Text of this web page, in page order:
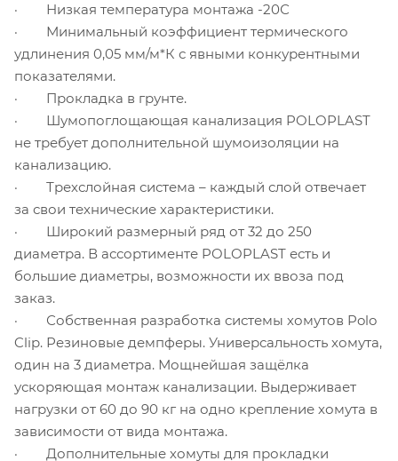
· Низкая температура монтажа -20С
· Минимальный коэффициент термического
удлинения 0,05 мм/м*К с явными конкурентными
показателями.
· Прокладка в грунте.
· Шумопоглощающая канализация POLOPLAST
не требует дополнительной шумоизоляции на
канализацию.
· Трехслойная система – каждый слой отвечает
за свои технические характеристики.
· Широкий размерный ряд от 32 до 250
диаметра. В ассортименте POLOPLAST есть и
большие диаметры, возможности их ввоза под
заказ.
· Собственная разработка системы хомутов Polo
Clip. Резиновые демпферы. Универсальность хомута,
один на 3 диаметра. Мощнейшая защёлка
ускоряющая монтаж канализации. Выдерживает
нагрузки от 60 до 90 кг на одно крепление хомута в
зависимости от вида монтажа.
· Дополнительные хомуты для прокладки